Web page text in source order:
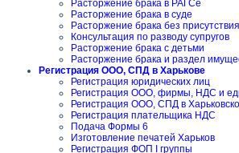
Расторжение брака в РАГСе
Расторжение брака в суде
Расторжение брака без
Консультация по разводу супругов
Расторжение брака с детьми
Расторжение брака и раздел
Регистрация ООО, СПД в Харькове
Регистрация юридических лиц
Регистрация ООО, фирмы, НДС и
Регистрация ООО, СПД в
Регистрация плательщика НДС
Подача Формы 6
Изготовление печатей Харьков
Регистрация ФОП I группы